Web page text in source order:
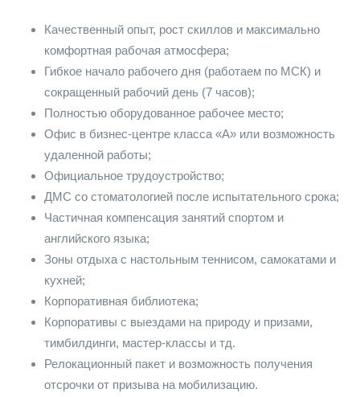
Качественный опыт, рост скиллов и максимально
комфортная рабочая атмосфера;
Гибкое начало рабочего дня (работаем по МСК) и
сокращенный рабочий день (7 часов);
Полностью оборудованное рабочее место;
Офис в бизнес-центре класса «А» или возможность
удаленной работы;
Официальное трудоустройство;
ДМС со стоматологией после испытательного срока;
Частичная компенсация занятий спортом и
английского языка;
Зоны отдыха с настольным теннисом, самокатами и
кухней;
Корпоративная библиотека;
Корпоративы с выездами на природу и призами,
тимбилдинги, мастер-классы и тд.
Релокационный пакет и возможность получения
отсрочки от призыва на мобилизацию.